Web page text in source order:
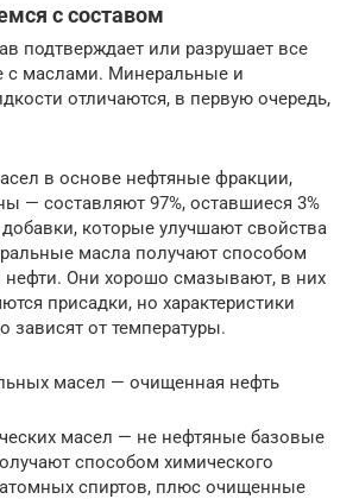
с составом
подтверждает или разрушает все
маслами. Минеральные и
отличаются, в первую очередь,
в основе нефтяные фракции,
— составляют 97%, оставшиеся 3%
которые улучшают свойства
масла получают способом
нефти. Они хорошо смазывают, в них
присадки, но характеристики
зависят от температуры.
масел — очищенная нефть
масел — не нефтяные базовые
способом химического
спиртов, плюс очищенные